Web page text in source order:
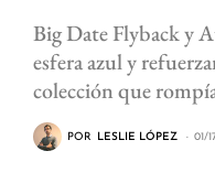
Big Date Flyback y
esfera azul y
colección que
POR LESLIE LÓPEZ 01/